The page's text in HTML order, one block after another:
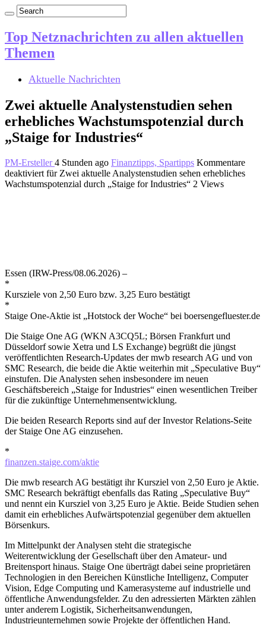
Top Netznachrichten zu allen aktuellen
Themen
Aktuelle Nachrichten
Zwei aktuelle Analystenstudien sehen
erhebliches Wachstumspotenzial durch
„Staige for Industries“
PM-Ersteller4 Stunden ago Finanztipps, Spartipps Kommentare
deaktiviert für Zwei aktuelle Analystenstudien sehen erhebliches
Wachstumspotenzial durch „Staige for Industries“ 2 Views
Essen (IRW-Press/08.06.2026) –
*
Kursziele von 2,50 Euro bzw. 3,25 Euro bestätigt
*
Staige One-Aktie ist „Hotstock der Woche“ bei boersengefluester.de
Die Staige One AG (WKN A3CQ5L; Börsen Frankfurt und
Düsseldorf sowie Xetra und LS Exchange) begrüßt die jüngst
veröffentlichten Research-Updates der mwb research AG und von
SMC Research, die beide die Aktie weiterhin mit „Speculative Buy“
einstufen. Die Analysten sehen insbesondere im neuen
Geschäftsbereich „Staige for Industries“ einen wesentlichen Treiber
für die zukünftige Unternehmensentwicklung.
Die beiden Research Reports sind auf der Investor Relations-Seite
der Staige One AG einzusehen.
*
finanzen.staige.com/aktie
Die mwb research AG bestätigt ihr Kursziel von 2,50 Euro je Aktie.
SMC Research bekräftigt ebenfalls das Rating „Speculative Buy“
und nennt ein Kursziel von 3,25 Euro je Aktie. Beide Studien sehen
damit ein erhebliches Aufwärtspotenzial gegenüber dem aktuellen
Börsenkurs.
Im Mittelpunkt der Analysen steht die strategische
Weiterentwicklung der Gesellschaft über den Amateur- und
Breitensport hinaus. Staige One überträgt dabei seine proprietären
Technologien in den Bereichen Künstliche Intelligenz, Computer
Vision, Edge Computing und Kamerasysteme auf industrielle und
öffentliche Anwendungsfelder. Zu den adressierten Märkten zählen
unter anderem Logistik, Sicherheitsanwendungen,
Industrieunternehmen sowie Projekte der öffentlichen Hand.